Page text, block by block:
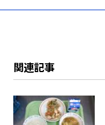
関連記事